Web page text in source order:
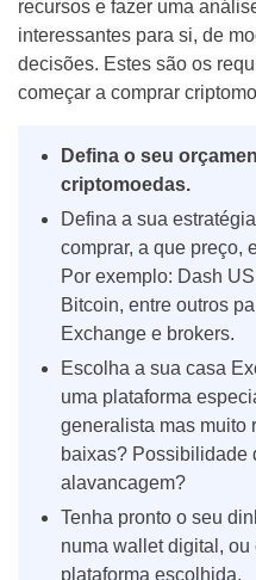
recursos e fazer uma
interessantes para si, de
decisões. Estes são os
começar a comprar
Defina o seu
criptomoedas.
Defina a sua
comprar, a que preço,
Por exemplo: Dash
Bitcoin, entre outros
Exchange e brokers.
Escolha a sua casa
uma plataforma
generalista mas muito
baixas? Possibilidade
alavancagem?
Tenha pronto o seu
numa wallet digital,
plataforma escolhida.